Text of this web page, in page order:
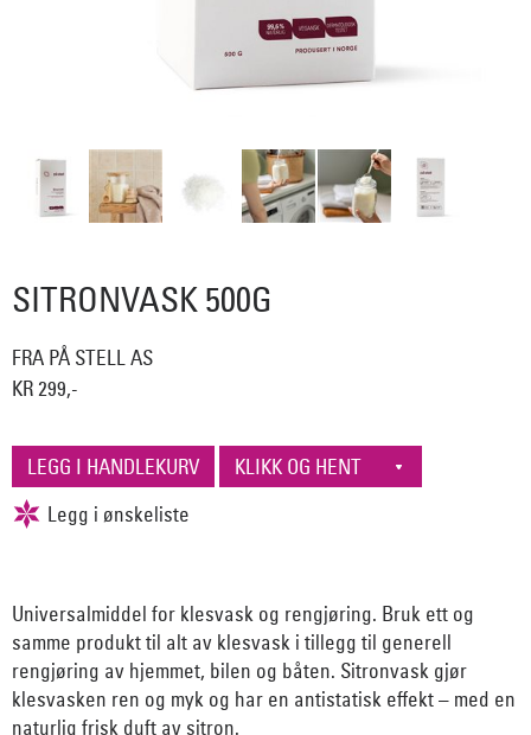
SITRONVASK 500G
FRA PÅ STELL AS
KR 299,-
Universalmiddel for klesvask og rengjøring. Bruk ett og
samme produkt til alt av klesvask i tillegg til generell
rengjøring av hjemmet, bilen og båten. Sitronvask gjør
klesvasken ren og myk og har en antistatisk effekt – med en
naturlig frisk duft av sitron.